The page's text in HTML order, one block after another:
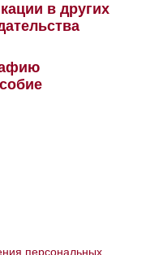
в других
персональных